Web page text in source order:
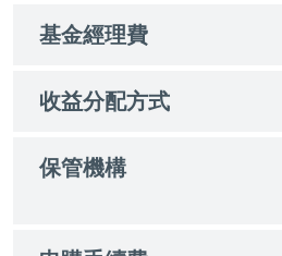
基金經理費
收益分配方式
保管機構